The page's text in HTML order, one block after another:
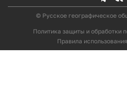
© Русское географическое
Политика защиты и обработки
Правила